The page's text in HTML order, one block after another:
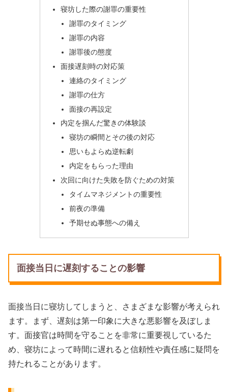
寝坊した際の謝罪の重要性
謝罪のタイミング
謝罪の内容
謝罪後の態度
面接遅刻時の対応策
連絡のタイミング
謝罪の仕方
面接の再設定
内定を掴んだ驚きの体験談
寝坊の瞬間とその後の対応
思いもよらぬ逆転劇
内定をもらった理由
次回に向けた失敗を防ぐための対策
タイムマネジメントの重要性
前夜の準備
予期せぬ事態への備え
面接当日に遅刻することの影響
面接当日に寝坊してしまうと、さまざまな影響が考えられ
ます。まず、遅刻は第一印象に大きな悪影響を及ぼしま
す。面接官は時間を守ることを非常に重要視しているた
め、寝坊によって時間に遅れると信頼性や責任感に疑問を
持たれることがあります。